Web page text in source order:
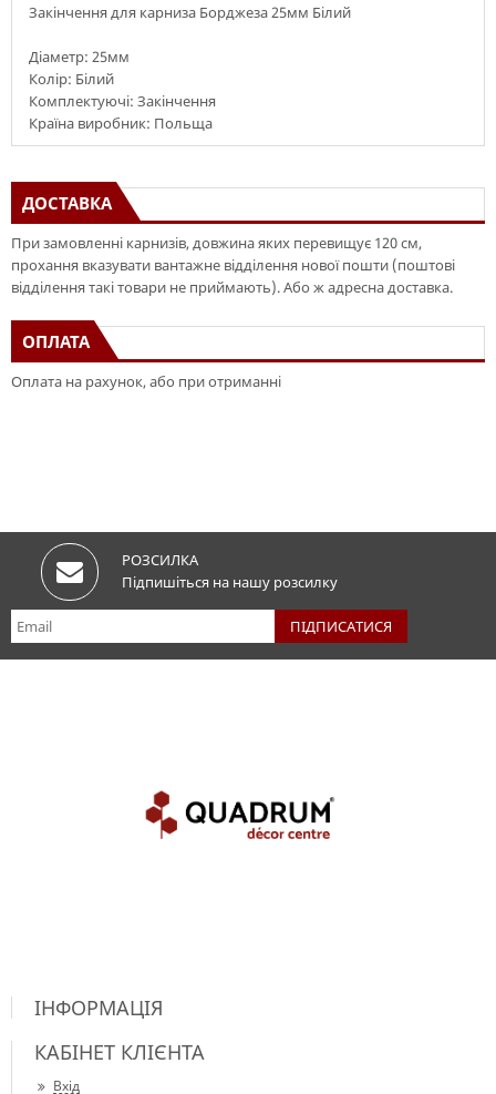
Закінчення для карниза Борджеза 25мм Білий
Діаметр: 25мм
Колір: Білий
Комплектуючі: Закінчення
Країна виробник: Польща
ДОСТАВКА
При замовленні карнизів, довжина яких перевищує 120 см,
прохання вказувати вантажне відділення нової пошти (поштові
відділення такі товари не приймають). Або ж адресна доставка.
ОПЛАТА
Оплата на рахунок, або при отриманні
РОЗСИЛКА
Підпишіться на нашу розсилку
ІНФОРМАЦІЯ
КАБІНЕТ КЛІЄНТА
Вхід